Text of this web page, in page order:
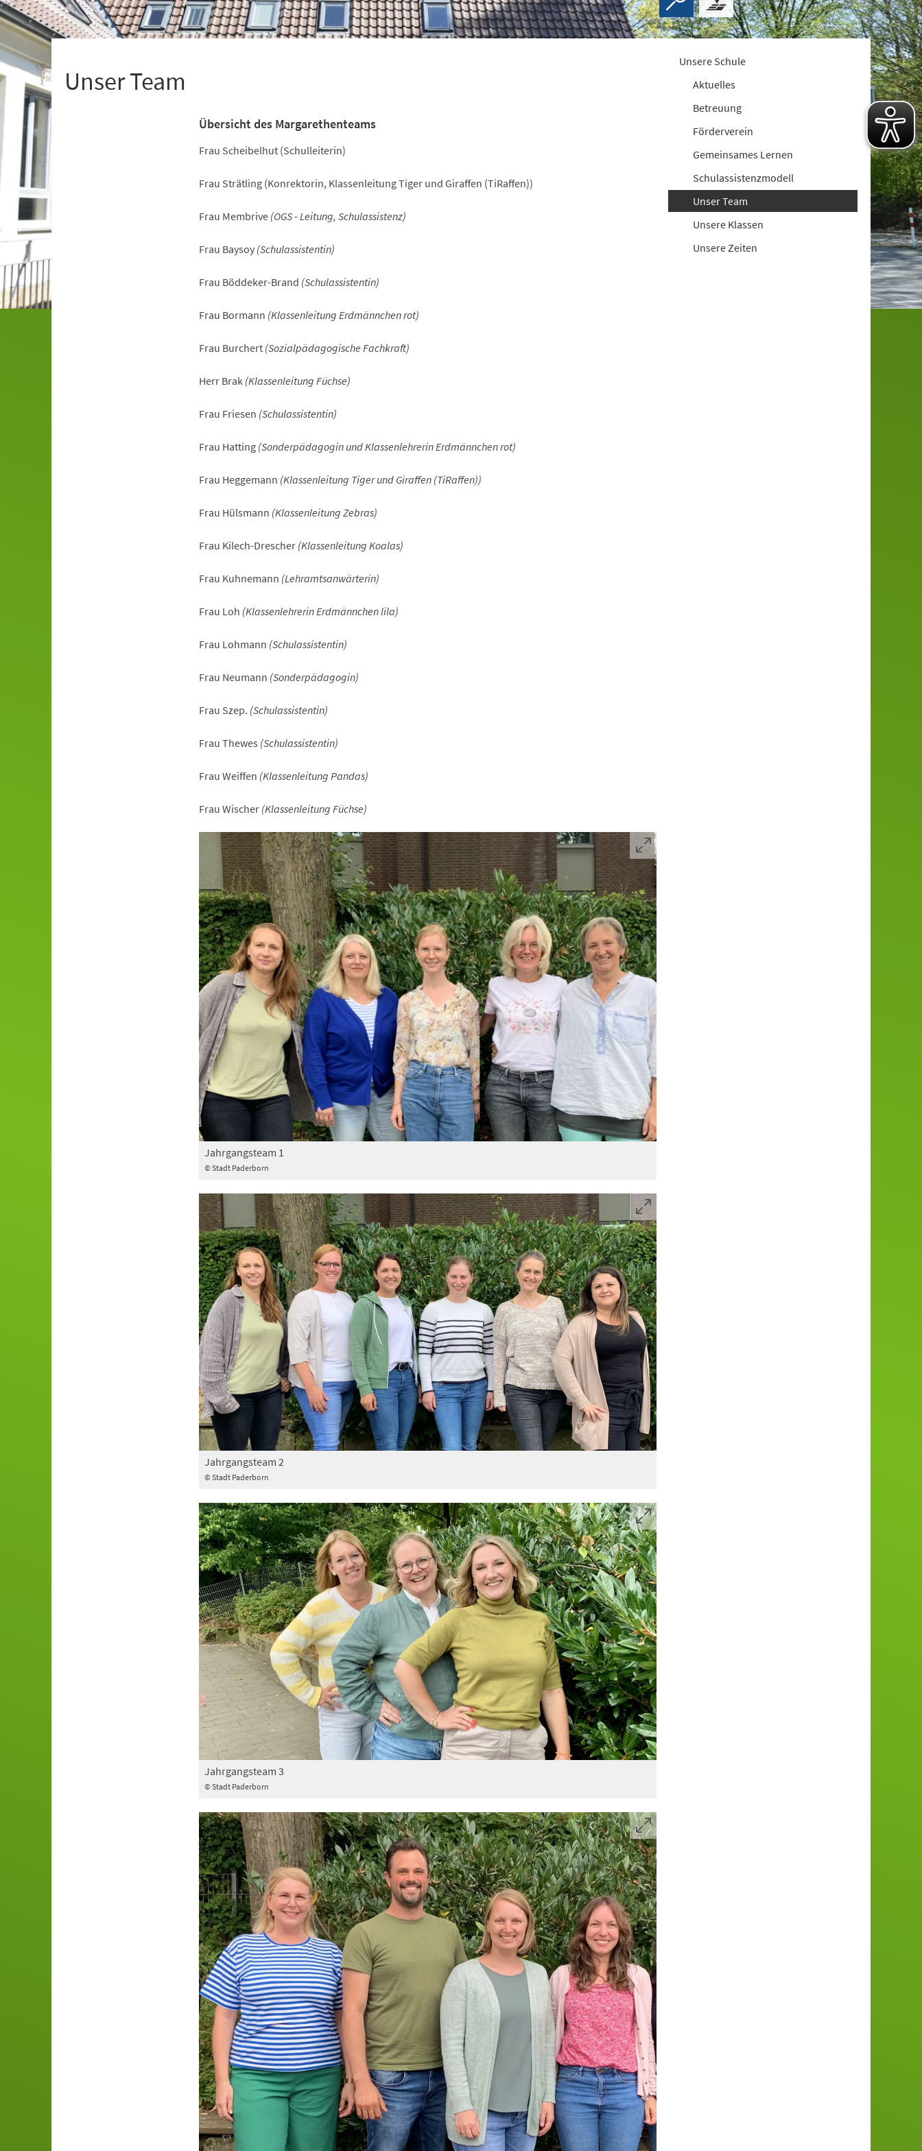
+
1
Unser Team
Übersicht des Margarethenteams
Frau Scheibelhut (Schulleiterin)
Frau Strätling (Konrektorin, Klassenleitung Tiger und Giraffen (TiRaffen))
Frau Membrive (OGS - Leitung, Schulassistenz)
Frau Baysoy (Schulassistentin)
Frau Böddeker-Brand (Schulassistentin)
Frau Bormann (Klassenleitung Erdmännchen rot)
Frau Burchert (Sozialpädagogische Fachkraft)
Herr Brak (Klassenleitung Füchse)
Frau Friesen (Schulassistentin)
Frau Hatting (Sonderpädagogin und Klassenlehrerin Erdmännchen rot)
Frau Heggemann (Klassenleitung Tiger und Giraffen (TiRaffen))
Frau Hülsmann (Klassenleitung Zebras)
Frau Kilech-Drescher (Klassenleitung Koalas)
Frau Kuhnemann (Lehramtsanwärterin)
Frau Loh (Klassenlehrerin Erdmännchen lila)
Frau Lohmann (Schulassistentin)
Frau Neumann (Sonderpädagogin)
Frau Szep. (Schulassistentin)
Frau Thewes (Schulassistentin)
Frau Weiffen (Klassenleitung Pandas)
Frau Wischer (Klassenleitung Füchse)
© Stadt Paderborn
Jahrgangsteam 1
© Stadt Paderborn
Jahrgangsteam 2
© Stadt Paderborn
Jahrgangsteam 3
Unsere Schule
Aktuelles
Betreuung
Förderverein
Gemeinsames Lernen
Schulassistenzmodell
Unser Team
Unsere Klassen
Unsere Zeiten